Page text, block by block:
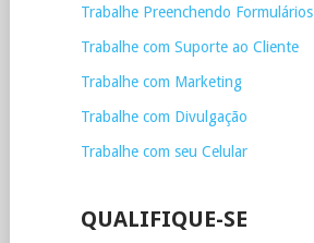
Trabalhe Preenchendo Formulários
Trabalhe com Suporte ao Cliente
Trabalhe com Marketing
Trabalhe com Divulgação
Trabalhe com seu Celular
QUALIFIQUE-SE